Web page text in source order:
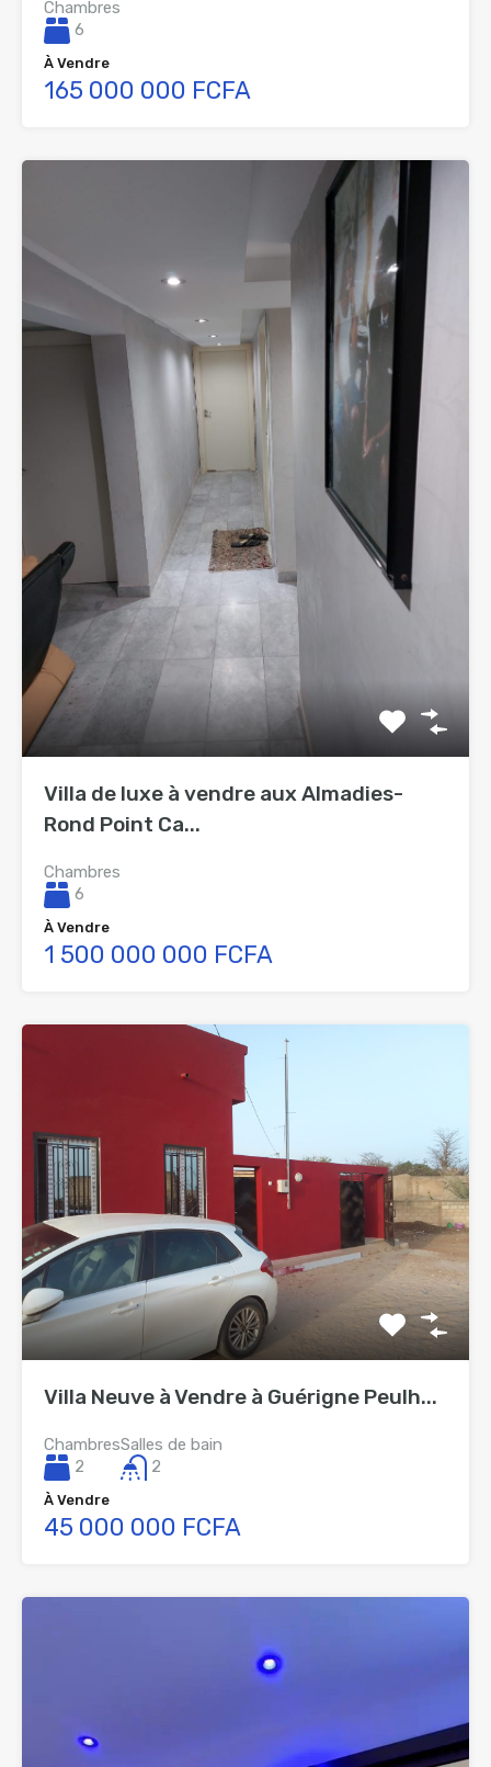
Chambres
6
À Vendre
165 000 000 FCFA
Villa de luxe à vendre aux Almadies-
Rond Point Ca...
Chambres
6
À Vendre
1 500 000 000 FCFA
Villa Neuve à Vendre à Guérigne Peulh...
Chambres
2
Salles de bain
2
À Vendre
45 000 000 FCFA